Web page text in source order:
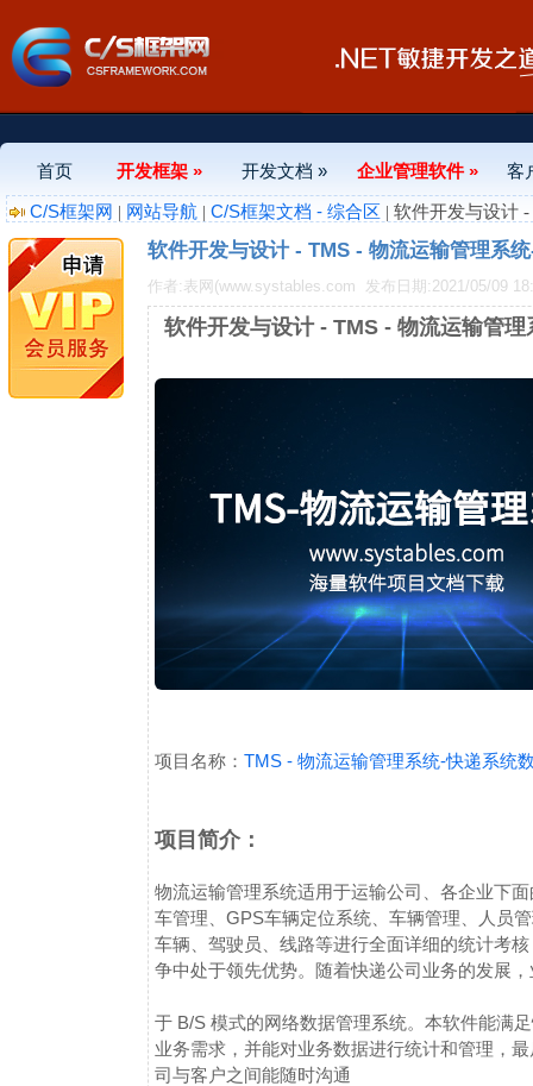
首页 开发框架 » 开发文档 » 企业管理软件 »
客
C/S框架网 | 网站导航 | C/S框架文档 - 综合区 | 软件开发与设计
软件开发与设计 - TMS - 物流运输管理系
作者:表网(www.systables.com 发布日期:2021/05/09
软件开发与设计 - TMS - 物流运输管
项目名称： TMS - 物流运输管理系统-快递系统
项目简介：
物流运输管理系统适用于运输公司、各企业下
车管理、GPS车辆定位系统、车辆管理、人员
车辆、驾驶员、线路等进行全面详细的统计考
争中处于领先优势。 随着快递公司业务的发展
于 B/S 模式的网络数据管理系统。本软件能满
业务需求，并能对业务数据进行统计和管理，
司与客户之间能随时沟通